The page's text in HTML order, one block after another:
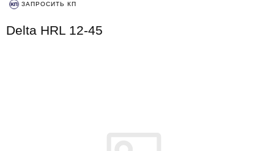
ЗАПРОСИТЬ КП
Delta HRL 12-45